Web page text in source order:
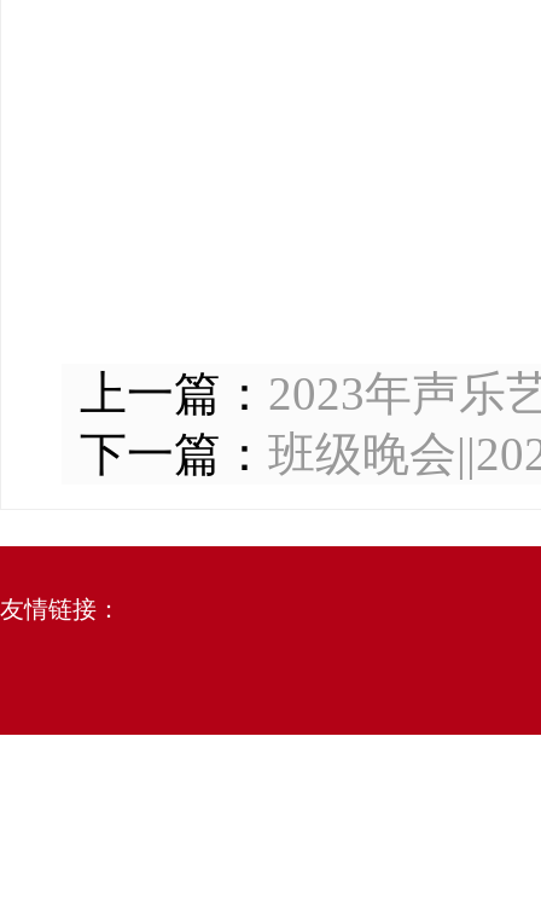
上一篇： 2023年声乐
下一篇： 班级晚会
友情链接：